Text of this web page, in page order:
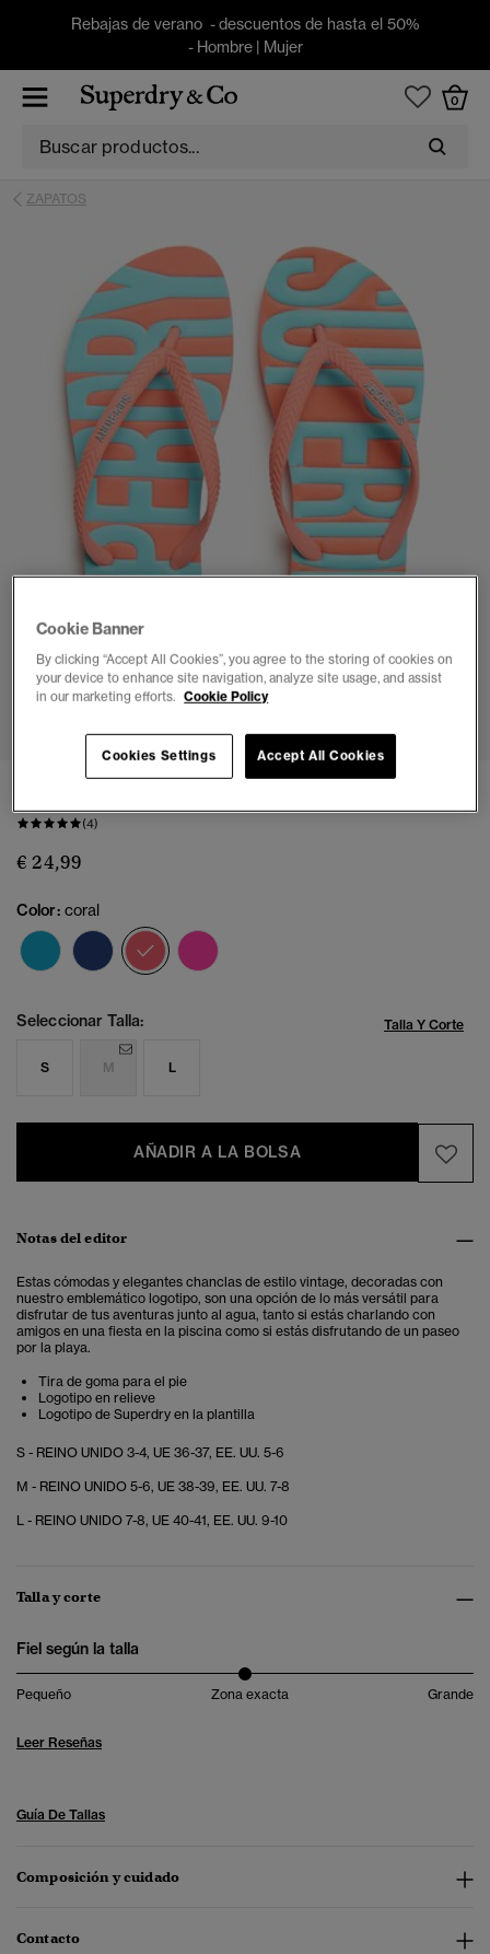
Rebajas de verano - descuentos de hasta el 50%
- Hombre| Mujer
0
ZAPATOS
1 2 3 4 5
(4)
€ 24,99
Color: coral
seleccionado
Seleccionar Talla: Talla Y Corte
S M L
AÑADIR A LA BOLSA
Notas del editor
Estas cómodas y elegantes chanclas de estilo vintage, decoradas con
nuestro emblemático logotipo, son una opción de lo más versátil para
disfrutar de tus aventuras junto al agua, tanto si estás charlando con
amigos en una fiesta en la piscina como si estás disfrutando de un paseo
por la playa.
Tira de goma para el pie
Logotipo en relieve
Logotipo de Superdry en la plantilla
S - REINO UNIDO 3-4, UE 36-37, EE. UU. 5-6
M - REINO UNIDO 5-6, UE 38-39, EE. UU. 7-8
L - REINO UNIDO 7-8, UE 40-41, EE. UU. 9-10
Talla y corte
Fiel según la talla
Pequeño Zona exacta Grande
Leer Reseñas
Guía De Tallas
Composición y cuidado
Contacto
Cookie Banner
By clicking “Accept All Cookies”, you agree to the storing of cookies on
your device to enhance site navigation, analyze site usage, and assist
in our marketing efforts. Cookie Policy
Accept All Cookies
Cookies Settings